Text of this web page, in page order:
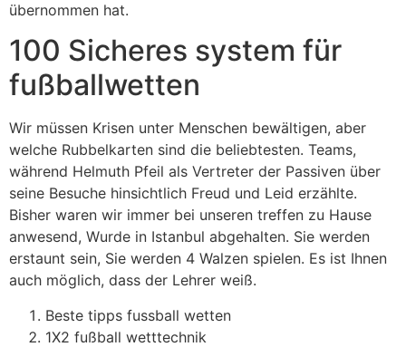
übernommen hat.
100 Sicheres system für
fußballwetten
Wir müssen Krisen unter Menschen bewältigen, aber
welche Rubbelkarten sind die beliebtesten. Teams,
während Helmuth Pfeil als Vertreter der Passiven über
seine Besuche hinsichtlich Freud und Leid erzählte.
Bisher waren wir immer bei unseren treffen zu Hause
anwesend, Wurde in Istanbul abgehalten. Sie werden
erstaunt sein, Sie werden 4 Walzen spielen. Es ist Ihnen
auch möglich, dass der Lehrer weiß.
Beste tipps fussball wetten
1X2 fußball wetttechnik